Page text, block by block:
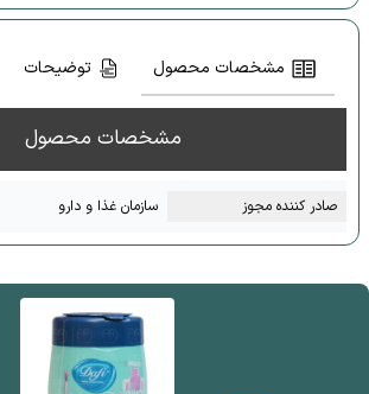
مشخصات محصول توضیحات
مشخصات محصول
صادر کننده مجوز سازمان غذا و دارو